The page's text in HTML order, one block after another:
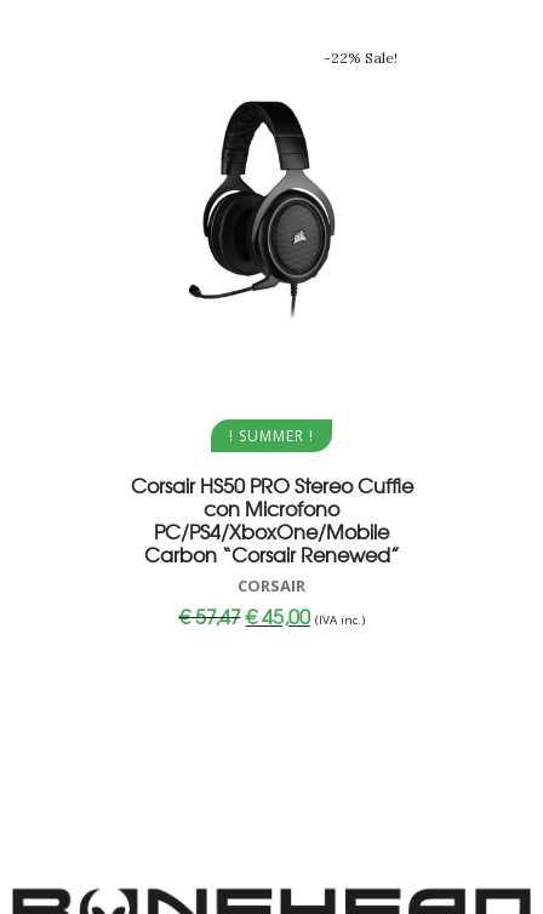
-22% Sale!
Aggiungi al carrello
! SUMMER !
Corsair HS50 PRO Stereo Cuffie
con Microfono
PC/PS4/XboxOne/Mobile
Carbon “Corsair Renewed”
CORSAIR
€57,47Il
prezzo
€45,00Il
prezzo
(IVA inc.)